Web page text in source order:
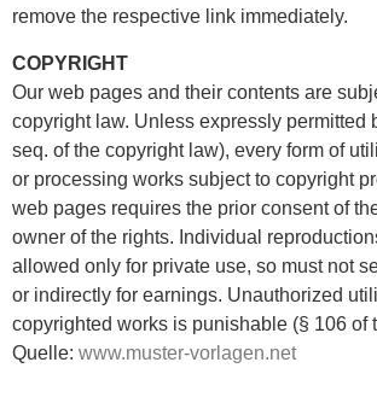
remove the respective link immediately.
COPYRIGHT
Our web pages and their contents are
copyright law. Unless expressly permitted
seq. of the copyright law), every form of
or processing works subject to copyright
web pages requires the prior consent of
owner of the rights. Individual
allowed only for private use, so must not
or indirectly for earnings. Unauthorized
copyrighted works is punishable (§ 106 of
Quelle: www.muster-vorlagen.net